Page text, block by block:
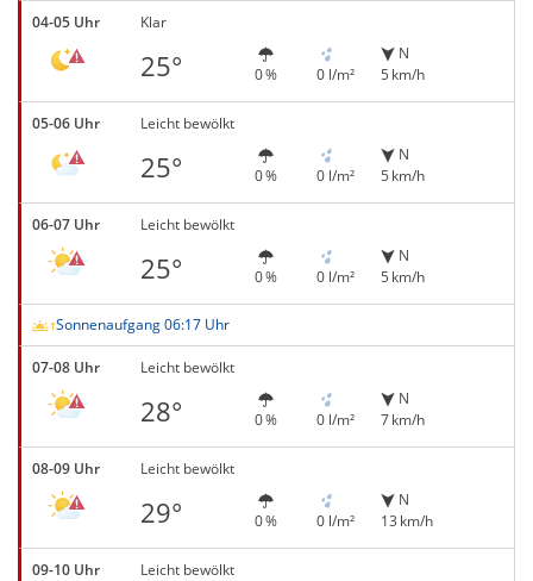
04-05 Uhr Klar
25° 0 % 0 l/m²
N
5 km/h
05-06 Uhr Leicht bewölkt
25° 0 % 0 l/m²
N
5 km/h
06-07 Uhr Leicht bewölkt
25° 0 % 0 l/m²
N
5 km/h
Sonnenaufgang 06:17 Uhr
07-08 Uhr Leicht bewölkt
28° 0 % 0 l/m²
N
7 km/h
08-09 Uhr Leicht bewölkt
29° 0 % 0 l/m²
N
13 km/h
09-10 Uhr Leicht bewölkt